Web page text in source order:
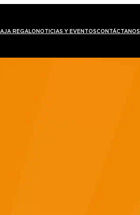
REGALO NOTICIAS Y EVENTOSCONTÁCTANOS